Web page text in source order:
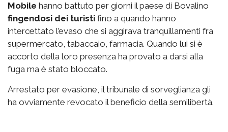
Mobile hanno battuto per giorni il paese di Bovalino
fingendosi dei turisti fino a quando hanno
intercettato l’evaso che si aggirava tranquillamenti fra
supermercato, tabaccaio, farmacia. Quando lui si è
accorto della loro presenza ha provato a darsi alla
fuga ma è stato bloccato.
Arrestato per evasione, il tribunale di sorveglianza gli
ha ovviamente revocato il beneficio della semilibertà.